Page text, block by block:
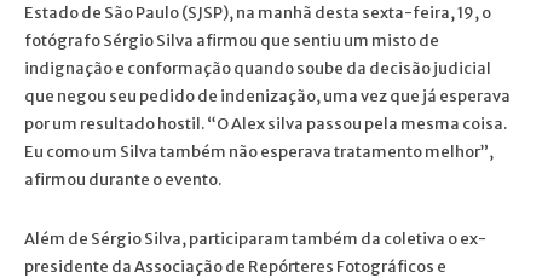
Estado de São Paulo (SJSP), na manhã desta sexta-feira, 19, o
fotógrafo Sérgio Silva afirmou que sentiu um misto de
indignação e conformação quando soube da decisão judicial
que negou seu pedido de indenização, uma vez que já esperava
por um resultado hostil. “O Alex silva passou pela mesma coisa.
Eu como um Silva também não esperava tratamento melhor”,
afirmou durante o evento.
Além de Sérgio Silva, participaram também da coletiva o ex-
presidente da Associação de Repórteres Fotográficos e